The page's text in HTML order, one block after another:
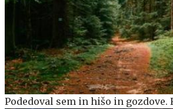
Podedoval sem in hišo in gozdove.